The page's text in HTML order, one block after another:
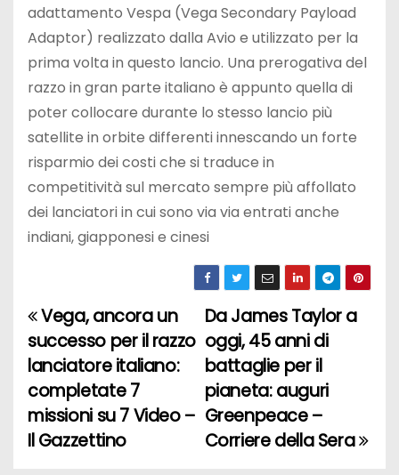
adattamento Vespa (Vega Secondary Payload
Adaptor) realizzato dalla Avio e utilizzato per la
prima volta in questo lancio. Una prerogativa del
razzo in gran parte italiano è appunto quella di
poter collocare durante lo stesso lancio più
satellite in orbite differenti innescando un forte
risparmio dei costi che si traduce in
competitività sul mercato sempre più affollato
dei lanciatori in cui sono via via entrati anche
indiani, giapponesi e cinesi
N
a
v
i
Da James Taylor a
oggi, 45 anni di
battaglie per il
pianeta: auguri
Greenpeace –
Corriere della Sera
Vega, ancora un
successo per il razzo
lanciatore italiano:
completate 7
missioni su 7 Video –
Il Gazzettino